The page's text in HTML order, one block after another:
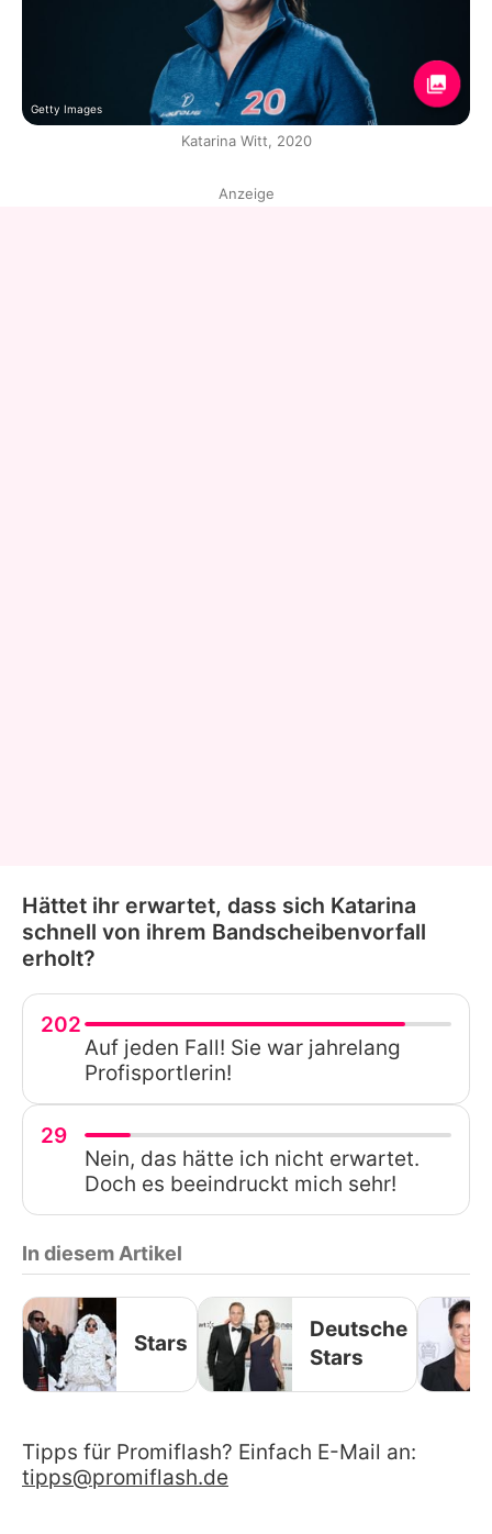
Getty Images
Katarina Witt, 2020
Anzeige
Hättet ihr erwartet, dass sich Katarina
schnell von ihrem Bandscheibenvorfall
erholt?
202
Auf jeden Fall! Sie war jahrelang
Profisportlerin!
29
Nein, das hätte ich nicht erwartet.
Doch es beeindruckt mich sehr!
In diesem Artikel
Stars
Deutsche
Stars
Tipps für Promiflash? Einfach E-Mail an:
tipps@promiflash.de